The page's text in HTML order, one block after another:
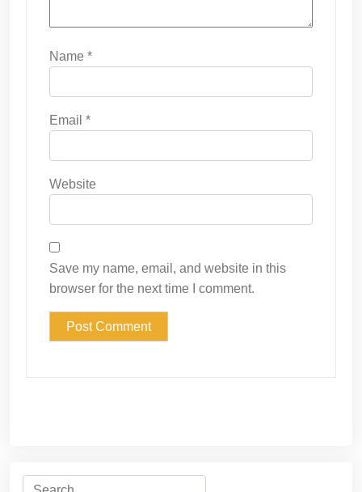
Name *
Email *
Website
Save my name, email, and website in this
browser for the next time I comment.
Search